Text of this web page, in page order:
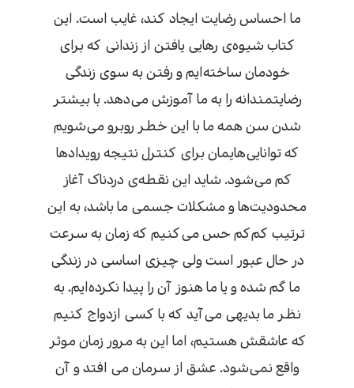
ما احساس رضایت ایجاد کند، غایب است. این
کتاب شیوه‌ی رهایی یافتن از زندانی که برای
خودمان ساخته‌ایم و رفتن به سوی زندگی
رضایتمندانه را به ما آموزش می‌دهد. با بیشتر
شدن سن همه ما با این خطر روبرو می‌شویم
که توانایی‌هایمان برای کنترل نتیجه رویدادها
کم می‌شود. شاید این نقطه‌ی دردناک آغاز
محدودیت‌ها و مشکلات جسمی ما باشد، به این
ترتیب کم‌کم حس می‌کنیم که زمان به سرعت
در حال عبور است ولی چیزی اساسی در زندگی
ما گم شده و یا ما هنوز آن را پیدا نکرده‌ایم. به
نظر ما بدیهی می‌آید که با کسی ازدواج کنیم
که عاشقش هستیم، اما این به مرور زمان موثر
واقع نمی‌شود. عشق از سرمان می افتد و آن